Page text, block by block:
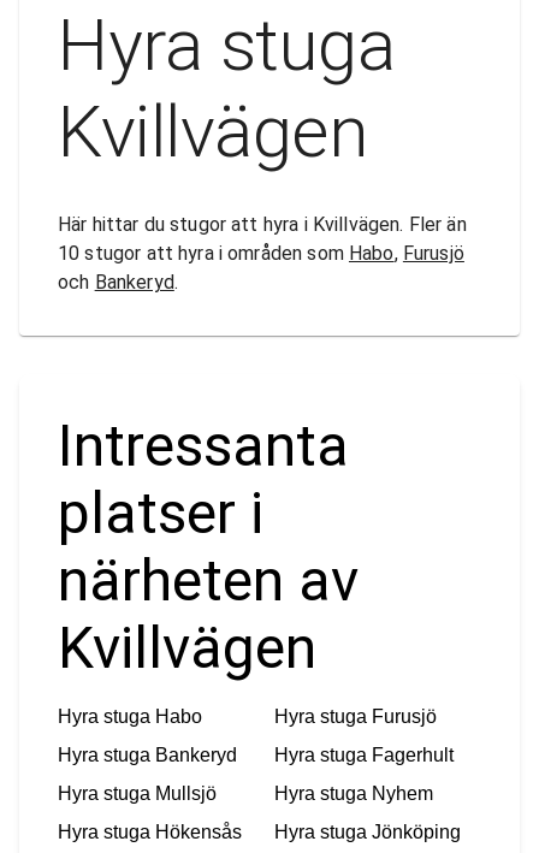
Hyra stuga
Kvillvägen
Här hittar du stugor att hyra i Kvillvägen. Fler än
10 stugor att hyra i områden som Habo, Furusjö
och Bankeryd.
Intressanta
platser i
närheten av
Kvillvägen
Hyra stuga Habo Hyra stuga Furusjö
Hyra stuga Bankeryd Hyra stuga Fagerhult
Hyra stuga Mullsjö Hyra stuga Nyhem
Hyra stuga Hökensås Hyra stuga Jönköping